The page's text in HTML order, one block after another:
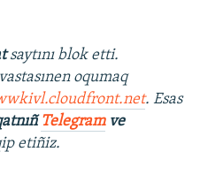
saytını blok etti.
oqumaq
. Esas
Telegramve
etiñiz.